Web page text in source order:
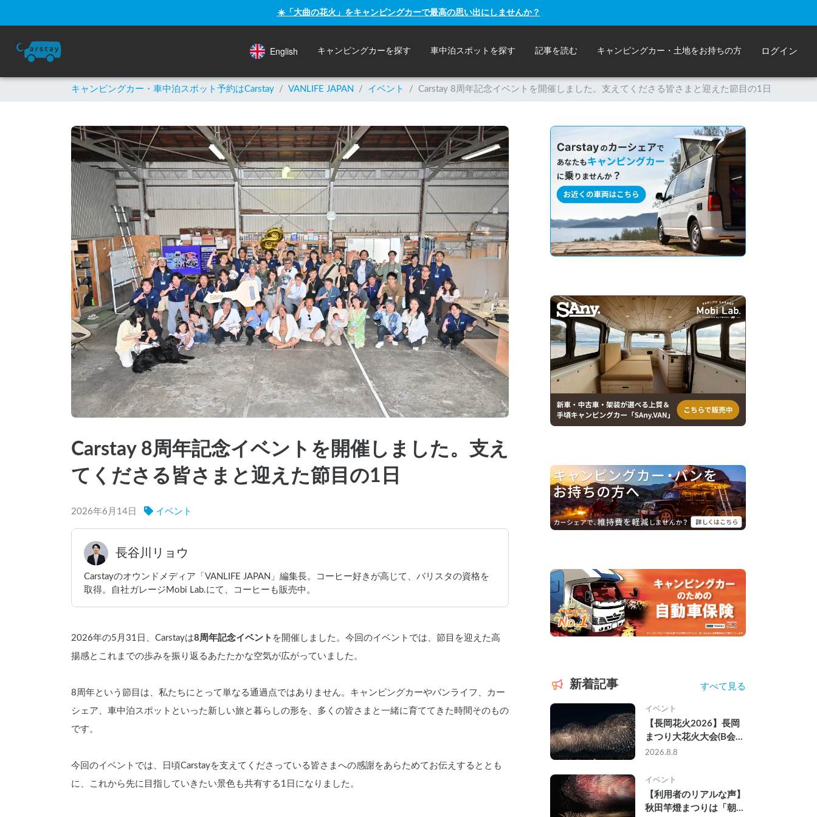
☀️「大曲の花火」をキャンピングカーで最高の思い出にしませんか？
English キャンピングカーを探す 車中泊スポットを探す 記事を読む キャンピングカー・土地をお持ちの方 ログイン
キャンピングカー・車中泊スポット予約はCarstay / VANLIFE JAPAN / イベント / Carstay 8周年記念イベントを開催しました。支えてくださる皆さまと迎えた節目の1日
Carstay 8周年記念イベントを開催しました。支え
てくださる皆さまと迎えた節目の1日
2026年6月14日 イベント
長谷川リョウ
Carstayのオウンドメディア「VANLIFE JAPAN」編集長。コーヒー好きが高じて、バリスタの資格を
取得。自社ガレージMobi Lab.にて、コーヒーも販売中。
2026年の5月31日、Carstayは8周年記念イベント を開催しました。今回のイベントでは、節目を迎えた高
揚感とこれまでの歩みを振り返るあたたかな空気が広がっていました。
8周年という節目は、私たちにとって単なる通過点ではありません。キャンピングカーやバンライフ、カー
シェア、車中泊スポットといった新しい旅と暮らしの形を、多くの皆さまと一緒に育ててきた時間そのもの
です。
今回のイベントでは、日頃Carstayを支えてくださっている皆さまへの感謝をあらためてお伝えするととも
に、これから先に目指していきたい景色も共有する1日になりました。
新着記事 すべて見る
イベント
【長岡花火2026】長岡
まつり大花火大会(B会
場)にキャンピングカー
車中泊してきた
2026.8.8
イベント
【利用者のリアルな声】
秋田竿燈まつりは「朝か